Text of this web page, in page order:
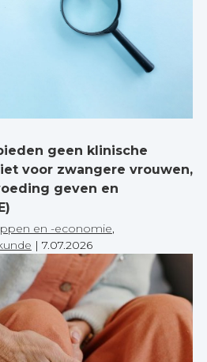
geen klinische
voor zwangere vrouwen,
geven en
en -economie,
| 7.07.2026